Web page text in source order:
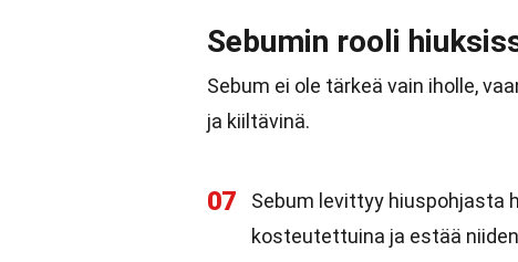
Sebumin rooli
Sebum ei ole tärkeä vain iholle,
ja kiiltävinä.
07
Sebum levittyy hiuspohjasta
kosteutettuina ja estää